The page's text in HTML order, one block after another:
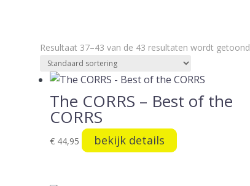
Resultaat 37–43 van de 43 resultaten wordt getoond
The CORRS – Best of the
CORRS
€44,95 bekijk details